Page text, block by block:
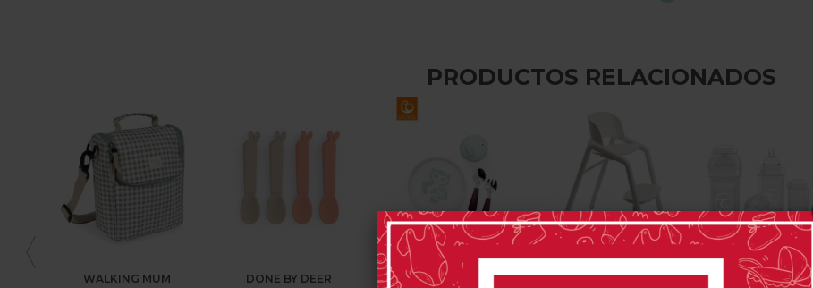
PRODUCTOS RELACIONADOS
WALKING MUM DONE BY DEER STOKKE BUGABOO TWISTSHAKE